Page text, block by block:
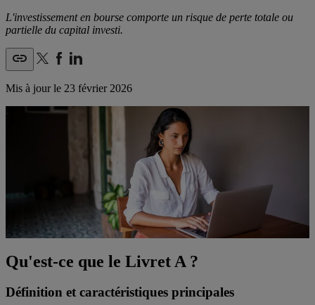
L'investissement en bourse comporte un risque de perte totale ou
partielle du capital investi.
Mis à jour le 23 février 2026
Qu'est-ce que le Livret A ?
Définition et caractéristiques principales